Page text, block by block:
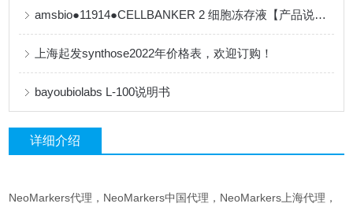
amsbio●11914●CELLBANKER 2 细胞冻存液【产品说明书】
上海起发synthose2022年价格表，欢迎订购！
bayoubiolabs L-100说明书
详细介绍
NeoMarkers代理，NeoMarkers中国代理，NeoMarkers上海代理，